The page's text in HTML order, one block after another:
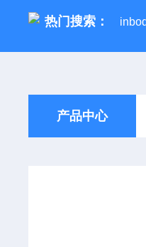
热门搜索：
产品中心